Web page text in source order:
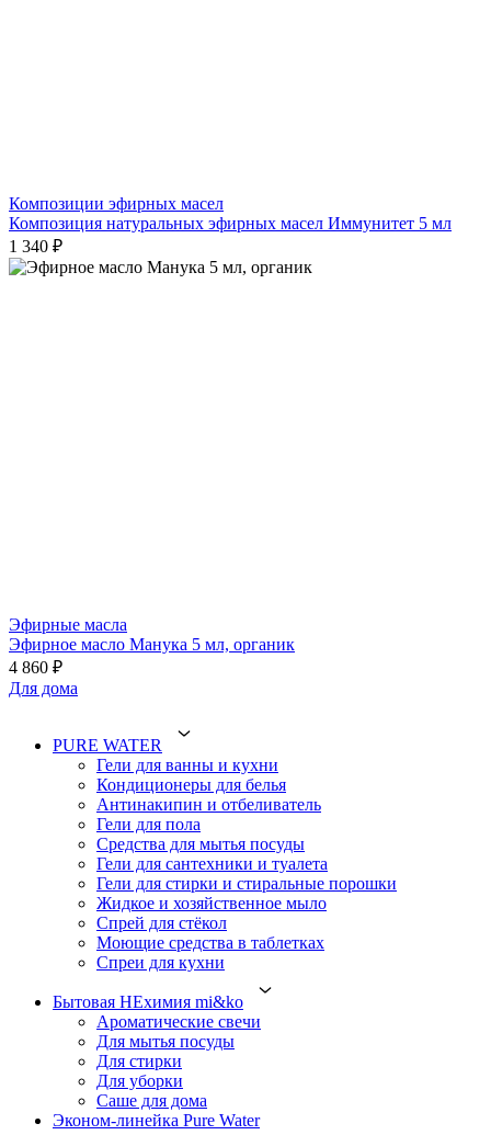
Композиции эфирных масел
Композиция натуральных эфирных масел Иммунитет 5 мл
1 340 ₽
Эфирные масла
Эфирное масло Манука 5 мл, органик
4 860 ₽
Для дома
PURE WATER
Гели для ванны и кухни
Кондиционеры для белья
Антинакипин и отбеливатель
Гели для пола
Средства для мытья посуды
Гели для сантехники и туалета
Гели для стирки и стиральные порошки
Жидкое и хозяйственное мыло
Спрей для стёкол
Моющие средства в таблетках
Спреи для кухни
Бытовая НЕхимия mi&ko
Ароматические свечи
Для мытья посуды
Для стирки
Для уборки
Саше для дома
Эконом-линейка Pure Water